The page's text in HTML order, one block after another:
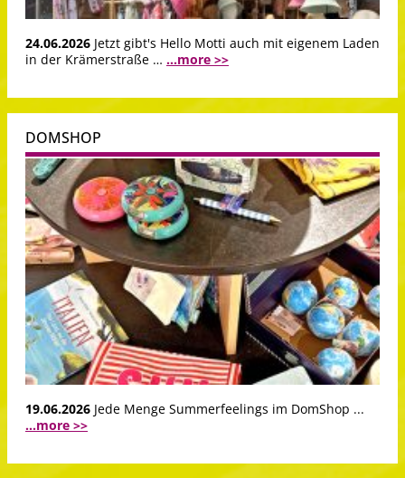
24.06.2026 Jetzt gibt's Hello Motti auch mit eigenem Laden
in der Krämerstraße … ...more >>
DOMSHOP
19.06.2026 Jede Menge Summerfeelings im DomShop ...
...more >>